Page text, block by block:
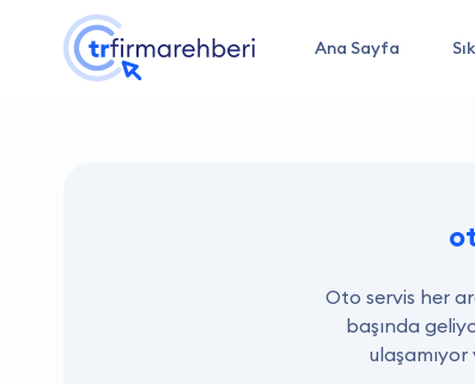
Ana Sayfa
Oto servis her
başında